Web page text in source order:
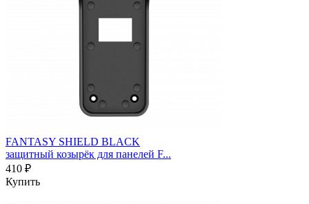
FANTASY SHIELD BLACK
защитный козырёк для панелей F...
410 ₽
Купить